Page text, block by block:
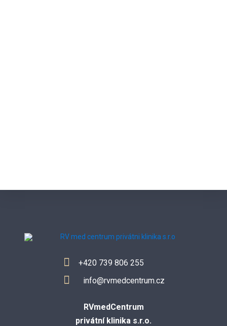
+420 739 806 255
info@rvmedcentrum.cz
RVmedCentrum
privátní klinika s.r.o.